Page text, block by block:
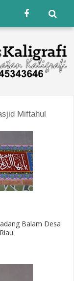
Miftahul
Balam Desa